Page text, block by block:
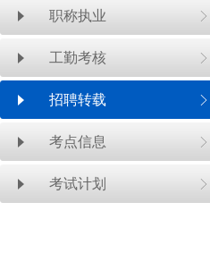
职称执业
工勤考核
招聘转载
考点信息
考试计划